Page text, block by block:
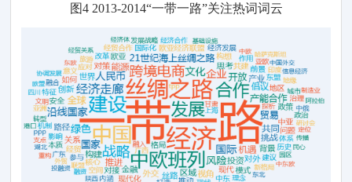
图42013-2014“一带一路”关注热词词云